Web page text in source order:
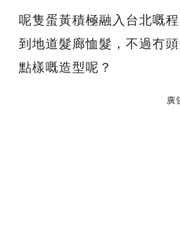
呢隻蛋黃積極融入台北嘅
到地道髮廊恤髮，不過冇
點樣嘅造型呢？
廣